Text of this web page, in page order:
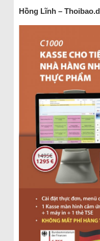
Hồng Lĩnh –